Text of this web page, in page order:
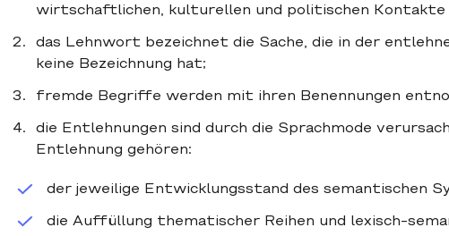
wirtschaftlichen, kulturellen und politischen Kontakte
das Lehnwort bezeichnet die Sache, die in der
keine Bezeichnung hat;
fremde Begriffe werden mit ihren Benennungen
die Entlehnungen sind durch die Sprachmode
Entlehnung gehören:
der jeweilige Entwicklungsstand des semantischen
die Auffüllung thematischer Reihen und lexisch-